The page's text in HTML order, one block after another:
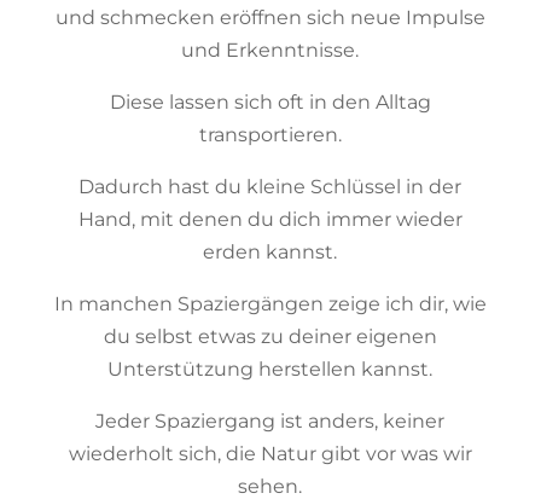
und schmecken eröffnen sich neue Impulse
und Erkenntnisse.
Diese lassen sich oft in den Alltag
transportieren.
Dadurch hast du kleine Schlüssel in der
Hand, mit denen du dich immer wieder
erden kannst.
In manchen Spaziergängen zeige ich dir, wie
du selbst etwas zu deiner eigenen
Unterstützung herstellen kannst.
Jeder Spaziergang ist anders, keiner
wiederholt sich, die Natur gibt vor was wir
sehen.